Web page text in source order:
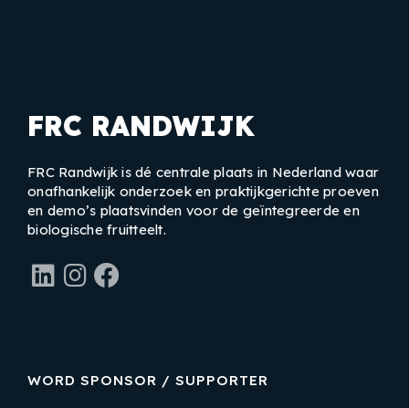
FRC RANDWIJK
FRC Randwijk is dé centrale plaats in Nederland waar
onafhankelijk onderzoek en praktijkgerichte proeven
en demo’s plaatsvinden voor de geïntegreerde en
biologische fruitteelt.
LinkedIn
Instagram
WORD SPONSOR / SUPPORTER